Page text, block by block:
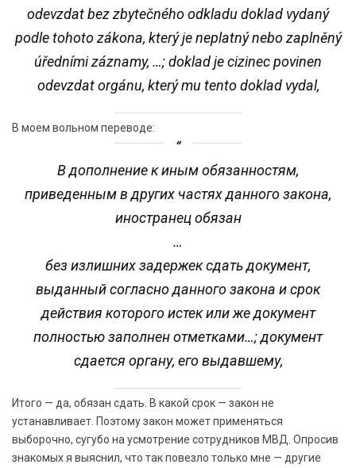
odevzdat bez zbytečného odkladu doklad vydaný
podle tohoto zákona, který je neplatný nebo zaplněný
úředními záznamy, …; doklad je cizinec povinen
odevzdat orgánu, který mu tento doklad vydal,
В моем вольном переводе:
В дополнение к иным обязанностям,
приведенным в других частях данного закона,
иностранец обязан
…
без излишних задержек сдать документ,
выданный согласно данного закона и срок
действия которого истек или же документ
полностью заполнен отметками…; документ
сдается органу, его выдавшему,
Итого — да, обязан сдать. В какой срок — закон не
устанавливает. Поэтому закон может применяться
выборочно, сугубо на усмотрение сотрудников МВД. Опросив
знакомых я выяснил, что так повезло только мне — другие